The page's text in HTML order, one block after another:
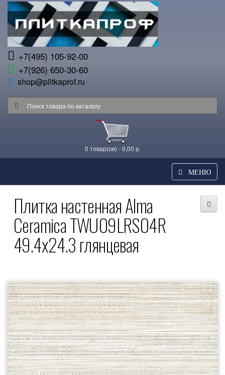
+7(495) 105-92-00
+7(926) 650-30-60
shop@plitkaprof.ru
0 товар(ов) - 0,00 р.
МЕНЮ
Плитка настенная Alma
Ceramica TWU09LRS04R
49.4x24.3 глянцевая